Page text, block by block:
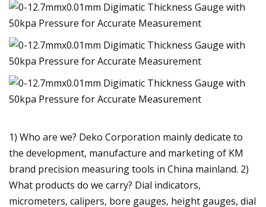
1) Who are we? Deko Corporation mainly dedicate to
the development, manufacture and marketing of KM
brand precision measuring tools in China mainland. 2)
What products do we carry? Dial indicators,
micrometers, calipers, bore gauges, height gauges, dial